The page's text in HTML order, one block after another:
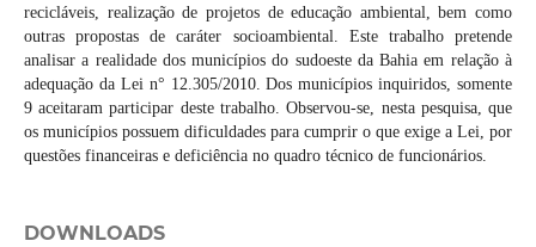
recicláveis, realização de projetos de educação ambiental, bem como
outras propostas de caráter socioambiental. Este trabalho pretende
analisar a realidade dos municípios do sudoeste da Bahia em relação à
adequação da Lei n° 12.305/2010. Dos municípios inquiridos, somente
9 aceitaram participar deste trabalho. Observou-se, nesta pesquisa, que
os municípios possuem dificuldades para cumprir o que exige a Lei, por
questões financeiras e deficiência no quadro técnico de funcionários.
DOWNLOADS